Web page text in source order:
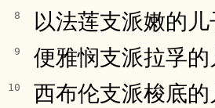
8 以法莲支派嫩的儿
9 便雅悯支派拉孚的
10 西布伦支派梭底的